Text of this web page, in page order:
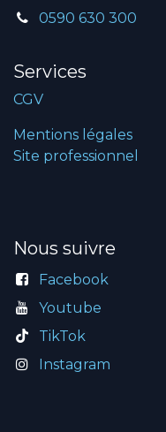
0590 630 300
Services
CGV
Mentions légales
Site professionnel
Nous suivre
Facebook
Youtube
TikTok
Instagram